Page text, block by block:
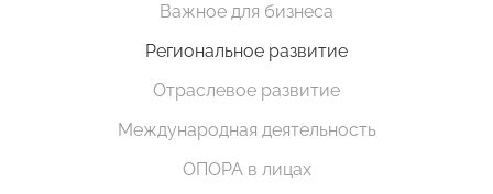
Важное для бизнеса
Региональное развитие
Отраслевое развитие
Международная деятельность
ОПОРА в лицах